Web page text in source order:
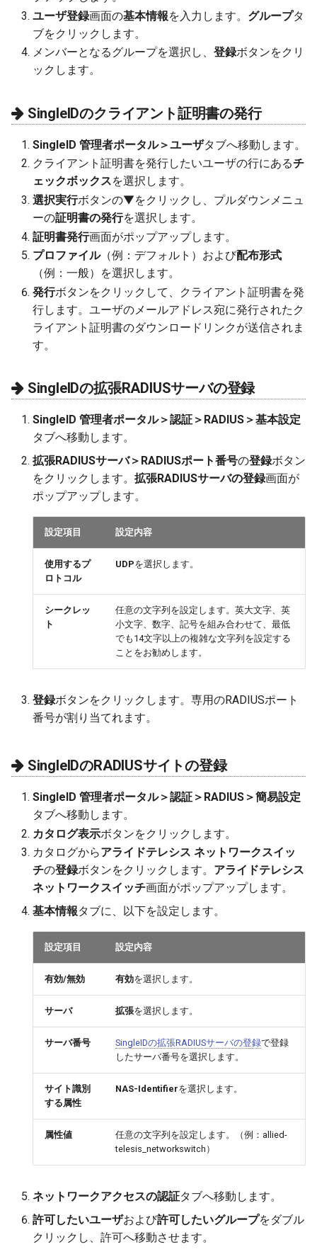
ユーザ登録画面の基本情報を入力します。 グループタ
ブをクリックします。
メンバーとなるグループを選択し、 登録ボタンをクリ
ックします。
SingleIDのクライアント証明書の発行
SingleID 管理者ポータル＞ユーザタブへ移動します。
クライアント証明書を発行したいユーザの行にあるチ
ェックボックスを選択します。
選択実行ボタンの▼をクリックし、プルダウンメニュ
ーの証明書の発行を選択します。
証明書発行画面がポップアップします。
プロファイル（例：デフォルト）および配布形式
（例：一般）を選択します。
発行ボタンをクリックして、クライアント証明書を発
行します。ユーザのメールアドレス宛に発行されたク
ライアント証明書のダウンロードリンクが送信されま
す。
SingleIDの拡張RADIUSサーバの登録
SingleID 管理者ポータル＞認証＞RADIUS＞基本設定
タブへ移動します。
拡張RADIUSサーバ＞RADIUSポート番号の登録ボタン
をクリックします。 拡張RADIUSサーバの登録画面が
ポップアップします。
設定項目 設定内容
使用するプ
ロトコル
UDPを選択します。
シークレッ
ト
任意の文字列を設定します。英大文字、英
小文字、数字、記号を組み合わせて、最低
でも14文字以上の複雑な文字列を設定する
ことをお勧めします。
登録ボタンをクリックします。専用のRADIUSポート
番号が割り当てれます。
SingleIDのRADIUSサイトの登録
SingleID 管理者ポータル＞認証＞RADIUS＞簡易設定
タブへ移動します。
カタログ表示ボタンをクリックします。
カタログからアライドテレシス ネットワークスイッ
チの登録ボタンをクリックします。 アライドテレシス
ネットワークスイッチ画面がポップアップします。
基本情報タブに、以下を設定します。
設定項目 設定内容
有効/無効 有効を選択します。
サーバ 拡張を選択します。
サーバ番号 SingleIDの拡張RADIUSサーバの登録で登録
したサーバ番号を選択します。
サイト識別
する属性
NAS-Identifierを選択します。
属性値
任意の文字列を設定します。（例：allied-
telesis_networkswitch）
ネットワークアクセスの認証タブへ移動します。
許可したいユーザおよび許可したいグループをダブル
クリックし、許可へ移動させます。